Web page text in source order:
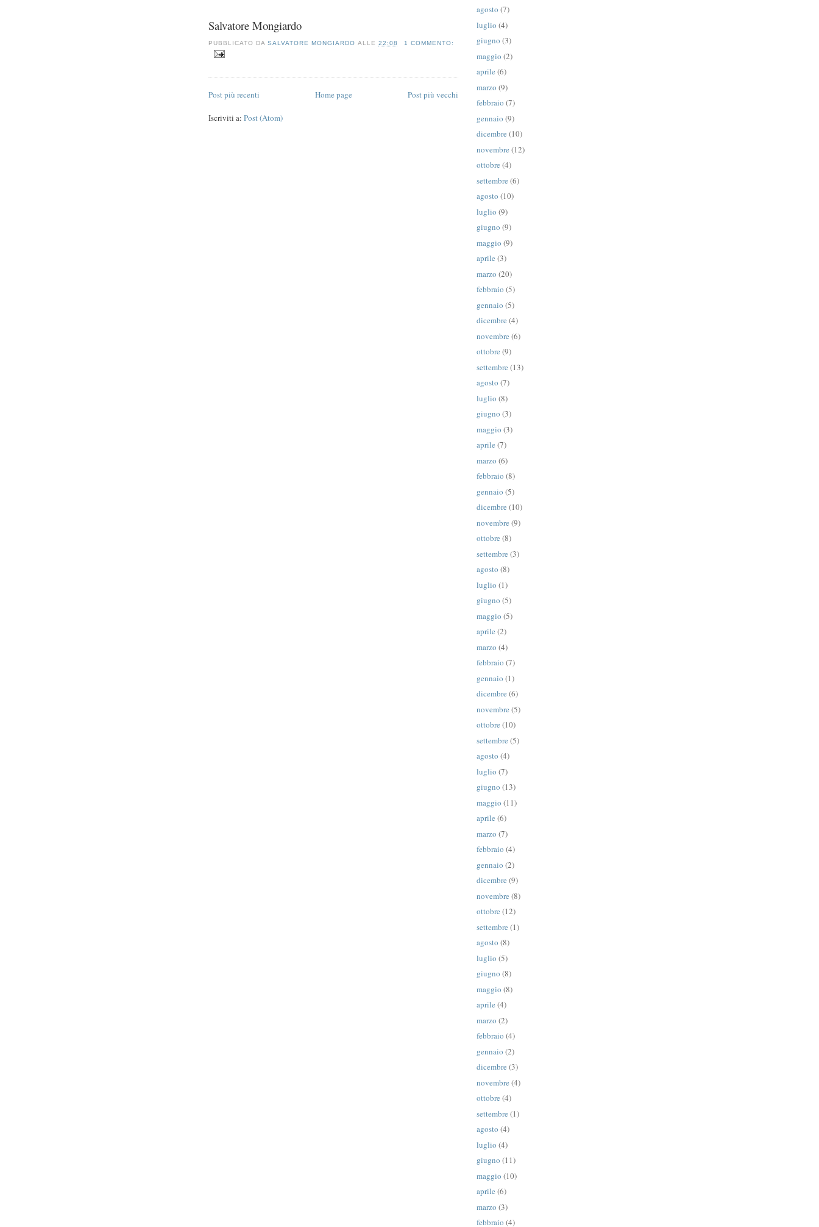
Salvatore Mongiardo
PUBBLICATO DASALVATORE MONGIARDO ALLE 22:08 1 COMMENTO:
Post più recenti Post più vecchi
Home page
Iscriviti a: Post (Atom)
agosto (7)
luglio (4)
giugno (3)
maggio (2)
aprile (6)
marzo (9)
febbraio (7)
gennaio (9)
dicembre (10)
novembre (12)
ottobre (4)
settembre (6)
agosto (10)
luglio (9)
giugno (9)
maggio (9)
aprile (3)
marzo (20)
febbraio (5)
gennaio (5)
dicembre (4)
novembre (6)
ottobre (9)
settembre (13)
agosto (7)
luglio (8)
giugno (3)
maggio (3)
aprile (7)
marzo (6)
febbraio (8)
gennaio (5)
dicembre (10)
novembre (9)
ottobre (8)
settembre (3)
agosto (8)
luglio (1)
giugno (5)
maggio (5)
aprile (2)
marzo (4)
febbraio (7)
gennaio (1)
dicembre (6)
novembre (5)
ottobre (10)
settembre (5)
agosto (4)
luglio (7)
giugno (13)
maggio (11)
aprile (6)
marzo (7)
febbraio (4)
gennaio (2)
dicembre (9)
novembre (8)
ottobre (12)
settembre (1)
agosto (8)
luglio (5)
giugno (8)
maggio (8)
aprile (4)
marzo (2)
febbraio (4)
gennaio (2)
dicembre (3)
novembre (4)
ottobre (4)
settembre (1)
agosto (4)
luglio (4)
giugno (11)
maggio (10)
aprile (6)
marzo (3)
febbraio (4)